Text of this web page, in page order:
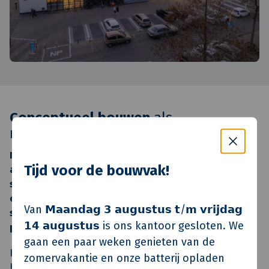
Tijd voor de bouwvak!
Van 𝗠𝗮𝗮𝗻𝗱𝗮𝗴 𝟯 𝗮𝘂𝗴𝘂𝘀𝘁𝘂𝘀 𝘁/𝗺 𝘃𝗿𝗶𝗷𝗱𝗮𝗴
𝟭𝟰 𝗮𝘂𝗴𝘂𝘀𝘁𝘂𝘀 is ons kantoor gesloten. We
gaan een paar weken genieten van de
zomervakantie en onze batterij opladen
Conceptueel bouwenals
nieuwe standaard
KlokGroep zet vol in op conceptueel bouwen als
antwoord op de vraag naar meer betaalbare en
snellere woningbouw. Via de eigen
concepten BaseHome en Wonivo kan KlokGroep
sneller, betaalbaarder en duurzamer bouwen - voor
particulieren, corporaties en beleggers.
Harold van Rooijen: "Hoe meer aantallen we maken en